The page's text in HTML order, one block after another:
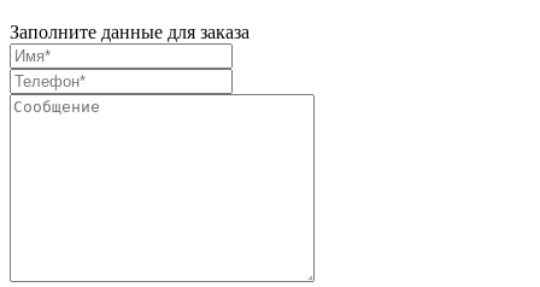
Заполните данные для заказа